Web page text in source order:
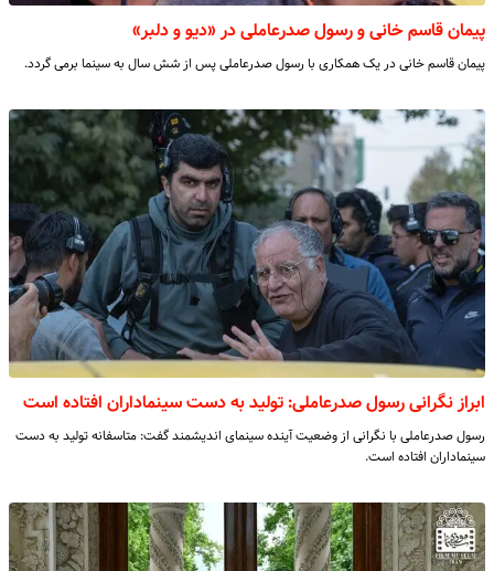
پیمان قاسم خانی و رسول صدرعاملی در «دیو و دلبر»
پیمان قاسم خانی در یک همکاری با رسول صدرعاملی پس از شش سال به سینما برمی گردد.
ابراز نگرانی رسول صدرعاملی: تولید به دست سینماداران افتاده است
رسول صدرعاملی با نگرانی از وضعیت آینده سینمای اندیشمند گفت: متاسفانه تولید به دست
سینماداران افتاده است.